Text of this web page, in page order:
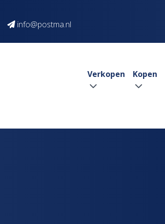
info@postma.nl
Verkopen Kopen